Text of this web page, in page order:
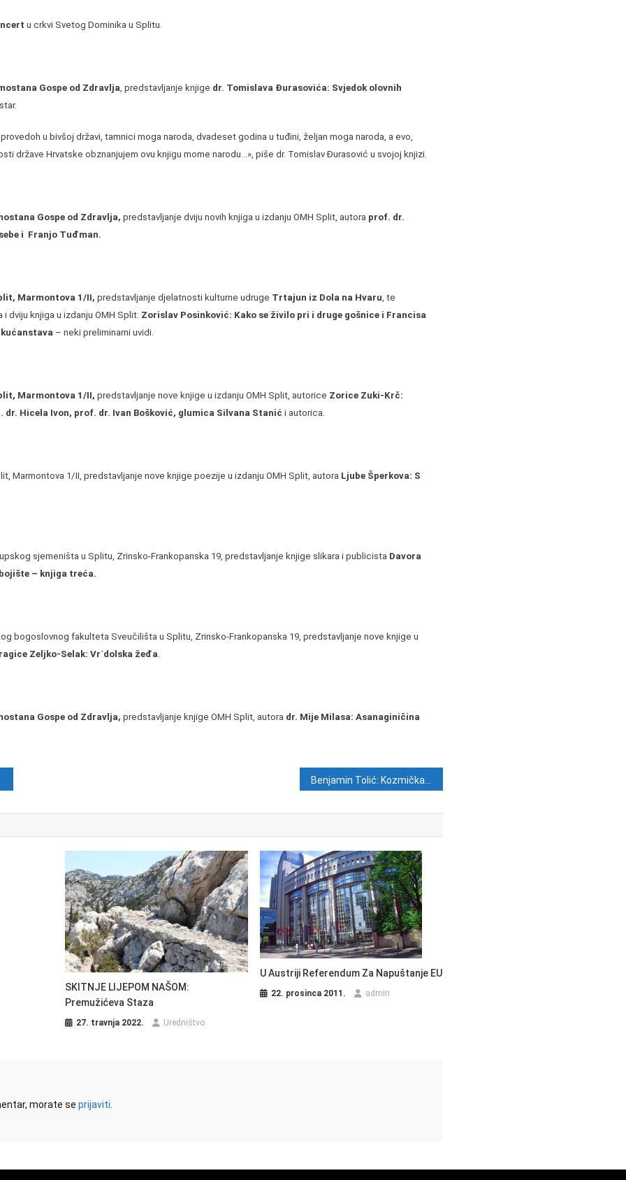
u crkvi Svetog Dominika u Splitu.
Gospe od Zdravlja , predstavljanje knjige dr. Tomislava Đurasovića: Svjedok olovnih
u bivšoj državi, tamnici moga naroda, dvadeset godina u tuđini, željan moga naroda, a evo,
države Hrvatske obznanjujem ovu knjigu mome narodu…», piše dr. Tomislav Đurasović u svojoj knjizi.
Gospe od Zdravlja, predstavljanje dviju novih knjiga u izdanju OMH Split, autora prof. dr.
i Franjo Tuđman.
Marmontova 1/II, predstavljanje djelatnosti kulturne udruge Trtajun iz Dola na Hvaru , te
dviju knjiga u izdanju OMH Split: Zorislav Posinković: Kako se živilo pri i druge gošnice i Francisa
– neki preliminarni uvidi.
Marmontova 1/II, predstavljanje nove knjige u izdanju OMH Split, autorice Zorice Zuki-Krč:
dr. Hicela Ivon, prof. dr. Ivan Bošković, glumica Silvana Stanić i autorica.
Marmontova 1/II, predstavljanje nove knjige poezije u izdanju OMH Split, autora Ljube Šperkova: S
sjemeništa u Splitu, Zrinsko-Frankopanska 19, predstavljanje knjige slikara i publicista Davora
– knjiga treća.
bogoslovnog fakulteta Sveučilišta u Splitu, Zrinsko-Frankopanska 19, predstavljanje nove knjige u
Zeljko-Selak: Vr´dolska žeđa
Gospe od Zdravlja, predstavljanje knjige OMH Split, autora dr. Mije Milasa: Asanaginičina
SKITNJE LIJEPOM NAŠOM:
Premužićeva Staza
27. travnja 2022. Uredništvo
U Austriji Referendum Za Napuštanje EU
22. prosinca 2011. admin
morate se prijaviti